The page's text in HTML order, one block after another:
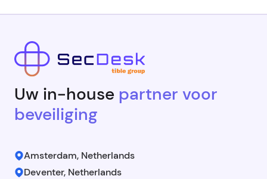
Uw in-house partner voor
beveiliging
Amsterdam, Netherlands
Deventer, Netherlands